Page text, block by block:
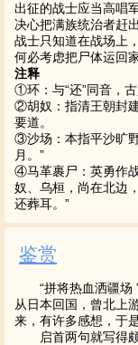
出征的战士应当高唱
决心把满族统治者赶
战士只知道在战场上
何必考虑把尸体运回家
注释
①环：与“还”同音，
②胡奴：指清王朝封
要道。
③沙场：本指平沙旷
月。”
④马革裹尸：英勇作
奴、乌桓，尚在北边
还葬耳。”
鉴赏
“拼将热血洒疆场 ”
从日本回国，曾北上
来，有许多感想，于
启首两句就写得颇